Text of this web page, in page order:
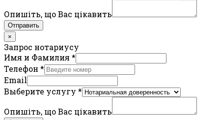
Опишіть, що Вас цікавить
Отправить
×
Запрос нотариусу
Имя и Фамилия *
Телефон *
Email
Выберите услугу *
Опишіть, що Вас цікавить